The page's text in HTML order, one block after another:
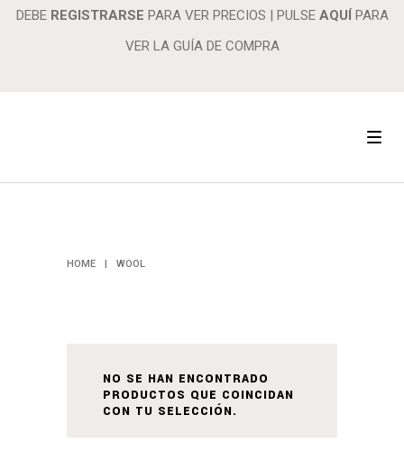
DEBE REGISTRARSE PARA VER PRECIOS | PULSE AQUÍ PARA
VER LA GUÍA DE COMPRA
HOME | WOOL
NO SE HAN ENCONTRADO
PRODUCTOS QUE COINCIDAN
CON TU SELECCIÓN.